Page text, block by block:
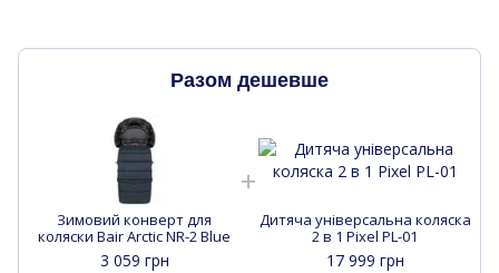
Разом дешевше
Зимовий конверт для
коляски Bair Arctic NR-2 Blue
3 059 грн
Дитяча універсальна коляска
2 в 1 Pixel PL-01
17 999 грн